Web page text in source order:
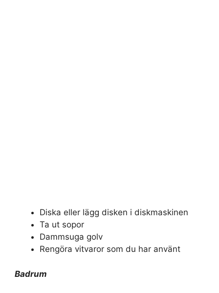
Diska eller lägg disken i diskmaskinen
Ta ut sopor
Dammsuga golv
Rengöra vitvaror som du har använt
Badrum